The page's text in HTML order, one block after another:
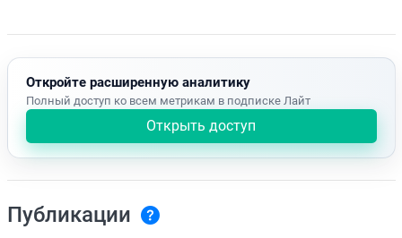
Откройте расширенную аналитику
Полный доступ ко всем метрикам в подписке Лайт
Открыть доступ
Публикации